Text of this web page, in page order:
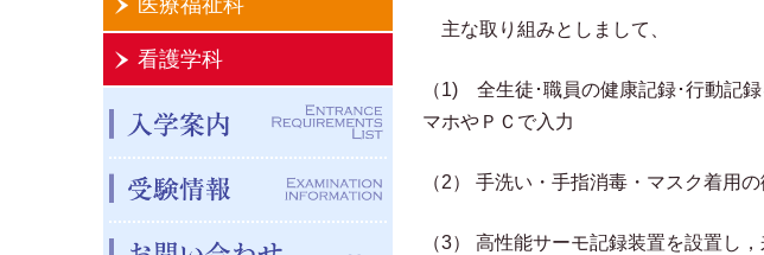
医療福祉科
看護学科
主な取り組みとしまして、
（1) 全生徒･職員の健康記録･行動記
マホやＰＣで入力
（2） 手洗い・手指消毒・マスク着用
（3） 高性能サーモ記録装置を設置し